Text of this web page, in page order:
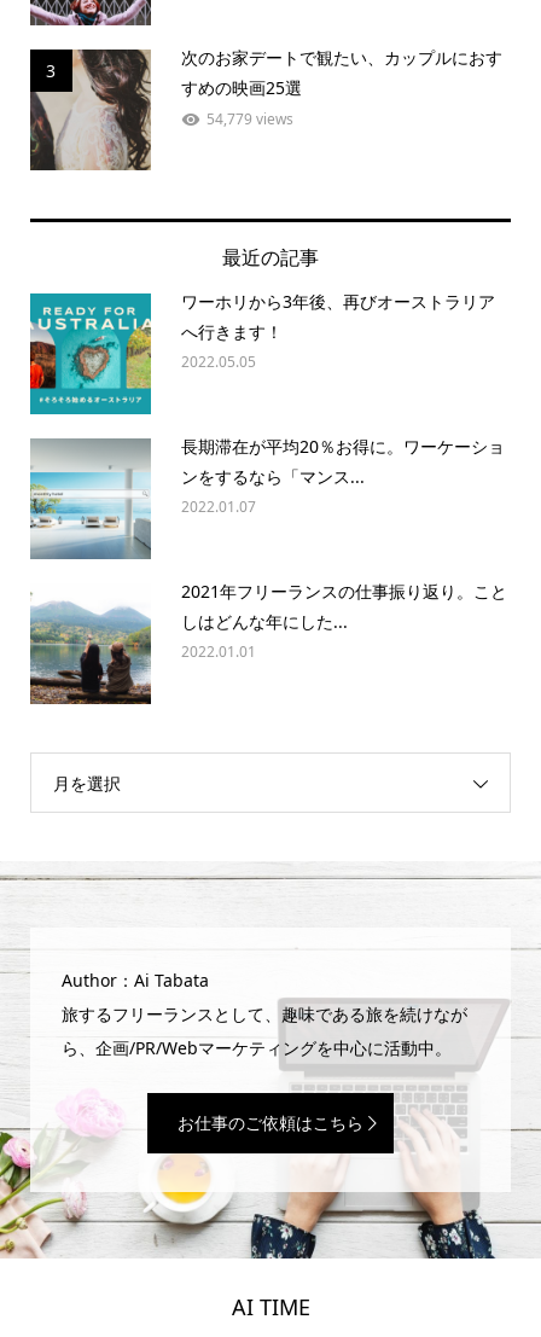
3
次のお家デートで観たい、カップルにおす
すめの映画25選
54,779 views
最近の記事
ワーホリから3年後、再びオーストラリア
へ行きます！
2022.05.05
長期滞在が平均20％お得に。ワーケーショ
ンをするなら「マンス...
2022.01.07
2021年フリーランスの仕事振り返り。こと
しはどんな年にした...
2022.01.01
月を選択
Author：Ai Tabata
旅するフリーランスとして、趣味である旅を続けなが
ら、企画/PR/Webマーケティングを中心に活動中。
お仕事のご依頼はこちら
AI TIME